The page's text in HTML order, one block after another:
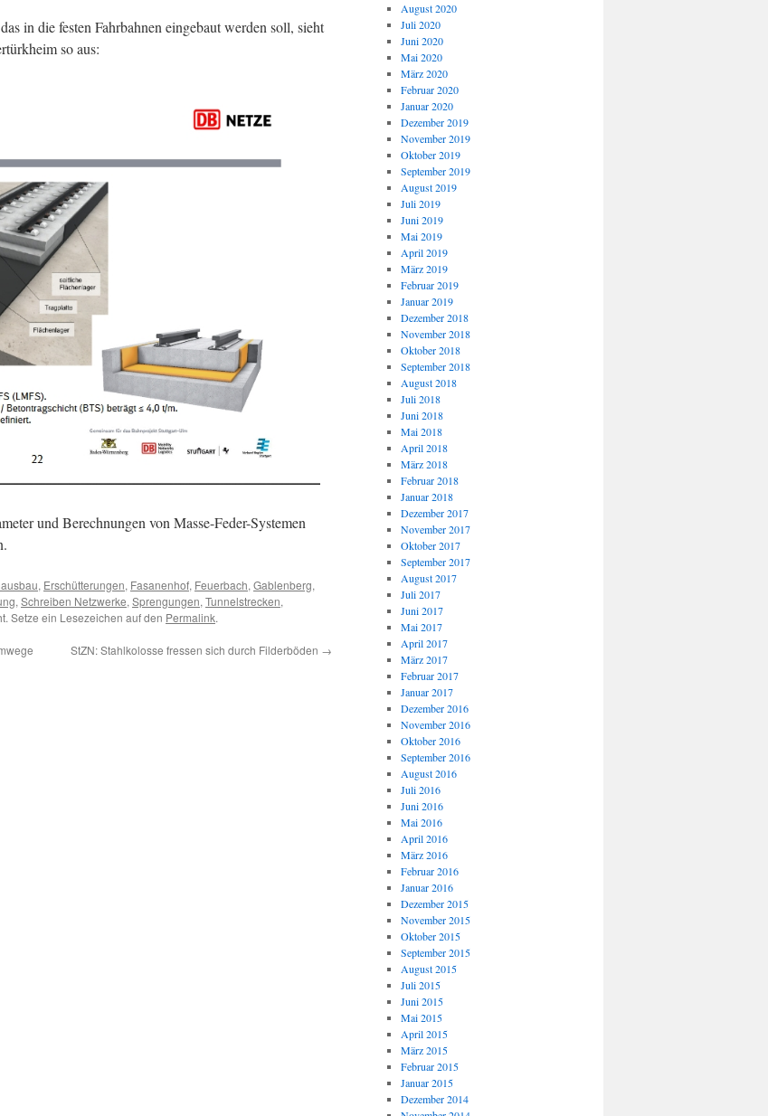
in die festen Fahrbahnen eingebaut werden soll, sieht
so aus:
und Berechnungen von Masse-Feder-Systemen
, Erschütterungen, Fasanenhof, Feuerbach, Gablenberg,
, Schreiben Netzwerke, Sprengungen, Tunnelstrecken,
Setze ein Lesezeichen auf den Permalink.
StZN: Stahlkolosse fressen sich durch Filderböden →
August 2020
Juli 2020
Juni 2020
Mai 2020
März 2020
Februar 2020
Januar 2020
Dezember 2019
November 2019
Oktober 2019
September 2019
August 2019
Juli 2019
Juni 2019
Mai 2019
April 2019
März 2019
Februar 2019
Januar 2019
Dezember 2018
November 2018
Oktober 2018
September 2018
August 2018
Juli 2018
Juni 2018
Mai 2018
April 2018
März 2018
Februar 2018
Januar 2018
Dezember 2017
November 2017
Oktober 2017
September 2017
August 2017
Juli 2017
Juni 2017
Mai 2017
April 2017
März 2017
Februar 2017
Januar 2017
Dezember 2016
November 2016
Oktober 2016
September 2016
August 2016
Juli 2016
Juni 2016
Mai 2016
April 2016
März 2016
Februar 2016
Januar 2016
Dezember 2015
November 2015
Oktober 2015
September 2015
August 2015
Juli 2015
Juni 2015
Mai 2015
April 2015
März 2015
Februar 2015
Januar 2015
Dezember 2014